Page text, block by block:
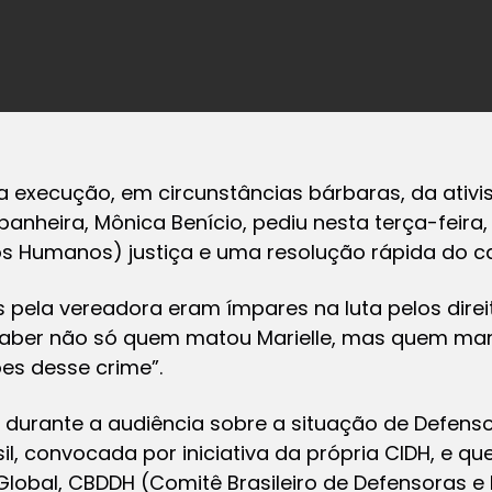
execução, em circunstâncias bárbaras, da
Mônica Benício, pediu nesta terça-feira,
Humanos) justiça e uma resolução rápida do
pela vereadora eram ímpares na luta pelos
não só quem matou Marielle, mas quem
desse crime”.
a audiência sobre a situação de
convocada por iniciativa da própria CIDH, e
CBDDH (Comitê Brasileiro de Defensoras